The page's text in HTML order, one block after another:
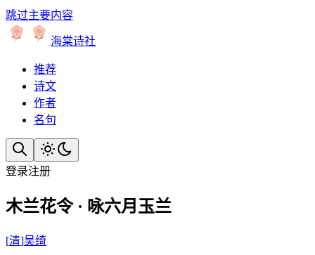
跳过主要内容
海棠诗社
推荐
诗文
作者
名句
登录注册
木兰花令 · 咏六月玉兰
[清]吴绮